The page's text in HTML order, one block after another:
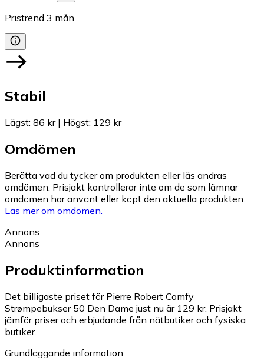
Pristrend 3 mån
Stabil
Lägst: 86 kr| Högst: 129 kr
Omdömen
Berätta vad du tycker om produkten eller läs andras
omdömen. Prisjakt kontrollerar inte om de som lämnar
omdömen har använt eller köpt den aktuella produkten.
Läs mer om omdömen.
Annons
Annons
Produktinformation
Det billigaste priset för Pierre Robert Comfy
Strømpebukser 50 Den Dame just nu är 129 kr. Prisjakt
jämför priser och erbjudande från nätbutiker och fysiska
butiker.
Grundläggande information